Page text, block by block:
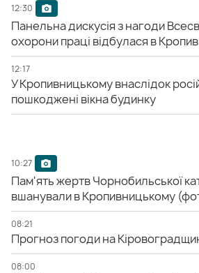
12:30
Панельна дискусія з нагоди
охорони праці відбулася в
12:17
У Кропивницькому внаслідок
пошкоджені вікна будинку
10:27
Пам'ять жертв Чорнобильської
вшанували в Кропивницькому
08:21
Прогноз погоди на
08:00